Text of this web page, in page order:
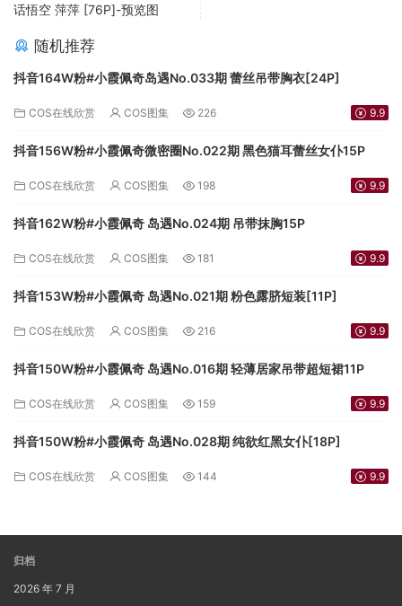
话悟空 萍萍 [76P]-预览图
随机推荐
抖音164W粉#小霞佩奇岛遇No.033期 蕾丝吊带胸衣[24P]
COS在线欣赏 COS图集 226 9.9
抖音156W粉#小霞佩奇微密圈No.022期 黑色猫耳蕾丝女仆15P
COS在线欣赏 COS图集 198 9.9
抖音162W粉#小霞佩奇 岛遇No.024期 吊带抹胸15P
COS在线欣赏 COS图集 181 9.9
抖音153W粉#小霞佩奇 岛遇No.021期 粉色露脐短装[11P]
COS在线欣赏 COS图集 216 9.9
抖音150W粉#小霞佩奇 岛遇No.016期 轻薄居家吊带超短裙11P
COS在线欣赏 COS图集 159 9.9
抖音150W粉#小霞佩奇 岛遇No.028期 纯欲红黑女仆[18P]
COS在线欣赏 COS图集 144 9.9
归档
2026 年 7 月